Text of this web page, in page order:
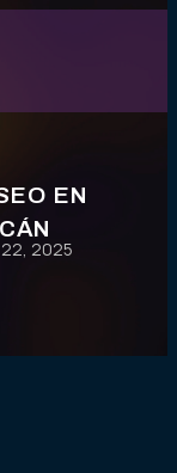
EN
2025